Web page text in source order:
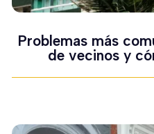
Problemas más
de vecinos y